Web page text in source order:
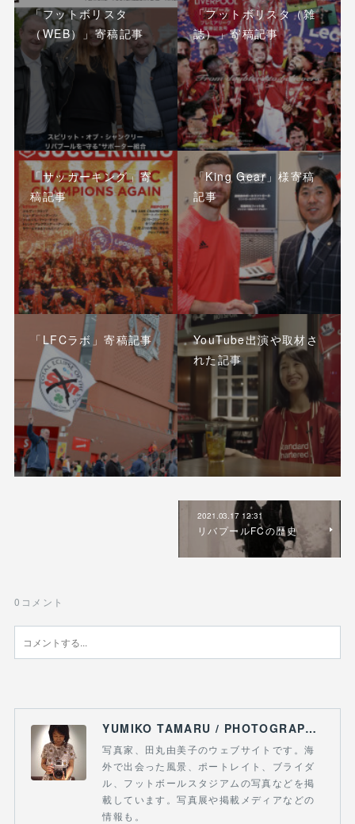
「フットボリスタ
（WEB）」寄稿記事
「フットボリスタ（雑
誌）」寄稿記事
「サッカーキング」寄
稿記事
「King Gear」様寄稿
記事
「LFCラボ」寄稿記事
YouTube出演や取材さ
れた記事
2021.03.17 12:31
リバプールFCの歴史
0 コメント
YUMIKO TAMARU / PHOTOGRAPHY & FOOTBALL
写真家、田丸由美子のウェブサイトです。海
外で出会った風景、ポートレイト、ブライダ
ル、フットボールスタジアムの写真などを掲
載しています。写真展や掲載メディアなどの
情報も。